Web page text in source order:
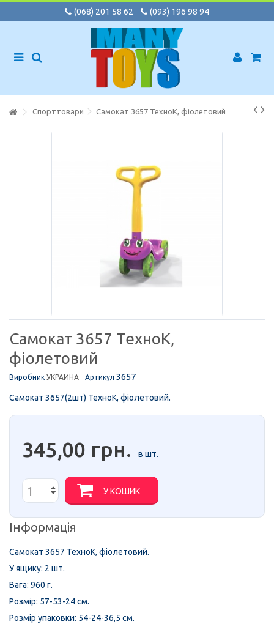
(068) 201 58 62 (093) 196 98 94
Спорттовари Самокат 3657 ТехноК, фіолетовий
Самокат 3657 ТехноК,
фіолетовий
Виробник УКРАИНА Артикул 3657
Самокат 3657(2шт) ТехноК, фіолетовий.
345,00 грн. в шт.
У КОШИК
Інформація
Самокат 3657 ТехноК, фіолетовий.
У ящику: 2 шт.
Вага: 960 г.
Розмір: 57-53-24 см.
Розмір упаковки: 54-24-36,5 см.